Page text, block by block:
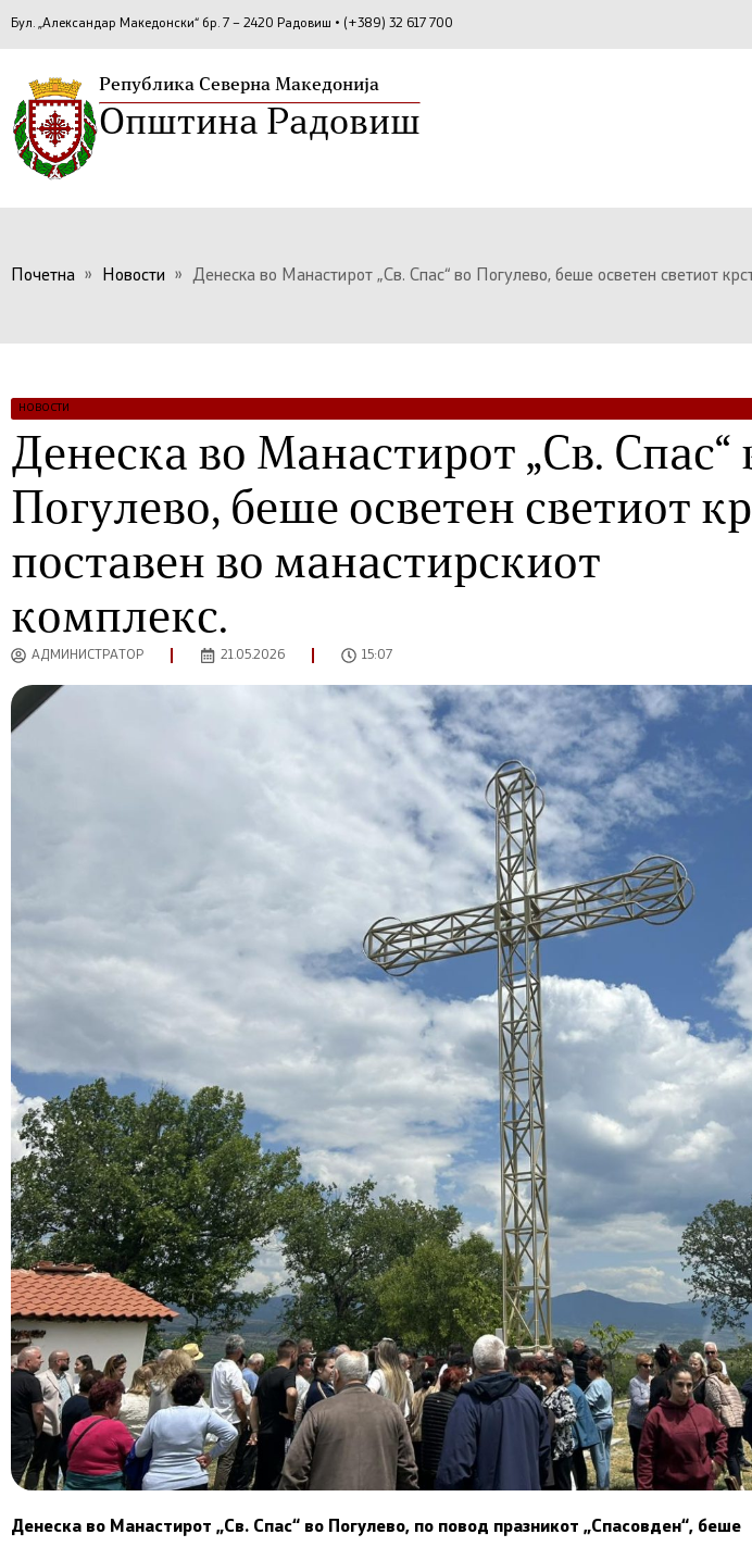
Бул. „Александар Македонски“ бр. 7 – 2420 Радовиш • (+389) 32 617 700
Република Северна Македонија
Општина Радовиш
Почетна » Новости » Денеска во Манастирот „Св. Спас“ во Погулево, беше осветен светиот
НОВОСТИ
Денеска во Манастирот „Св. Спас“
Погулево, беше осветен светиот
поставен во манастирскиот
комплекс.
АДМИНИСТРАТОР 21.05.2026 15:07
Денеска во Манастирот „Св. Спас“ во Погулево, по повод празникот „Спасовден“, беше